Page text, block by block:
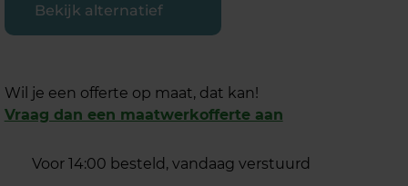
Bekijk alternatief
Wil je een offerte op maat, dat kan!
Vraag dan een maatwerkofferte aan
Voor 14:00 besteld, vandaag verstuurd